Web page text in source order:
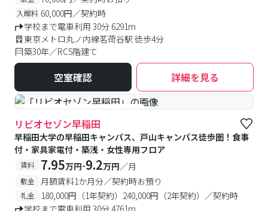
入館料 60,000円／契約時
学校まで電車利用 30分 6291m
東京メトロ丸ノ内線茗荷谷駅 徒歩4分
築30年／RC5階建て
空室確認 詳細を見る
#食事付き #女性専用フロアあり
リビオセゾン早稲田
早稲田大学の早稲田キャンパス、戸山キャンパス徒歩圏！食事
付・家具家電付・築浅・女性専用フロア
賃料 7.95万円-9.2万円／月
敷金 月額賃料1か月分／契約時お預り
礼金
180,000円（1年契約）240,000円（2年契約）／契約時
学校まで電車利用 30分 4761m